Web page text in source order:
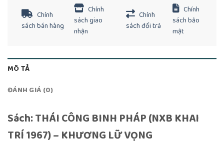
Chính
sách bán hàng
Chính
sách giao
nhận
Chính
sách đổi trả
Chính
sách bảo
mật
MÔ TẢ
ĐÁNH GIÁ (0)
Sách: THÁI CÔNG BINH PHÁP (NXB KHAI
TRÍ 1967) – KHƯƠNG LỮ VỌNG